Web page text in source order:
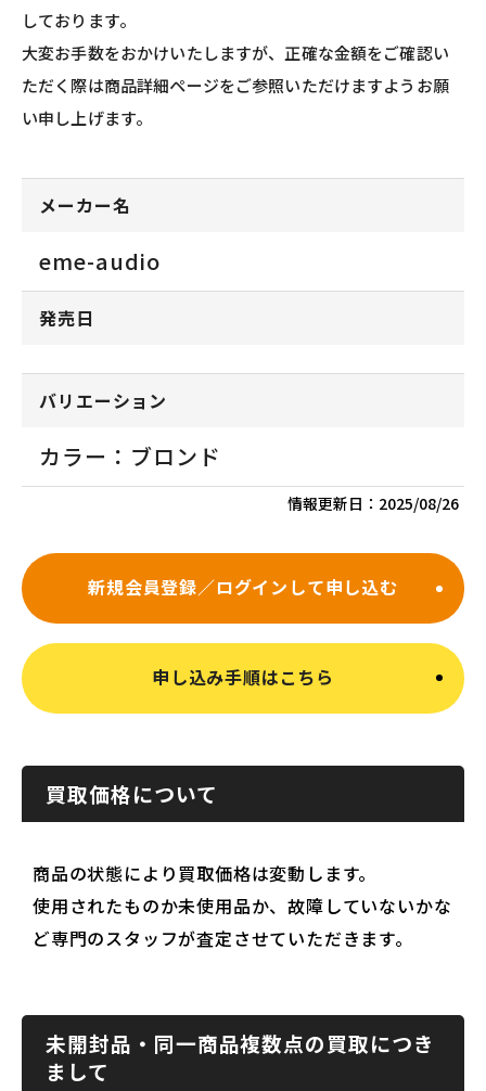
しております。
大変お手数をおかけいたしますが、正確な金額をご確認い
ただく際は商品詳細ページをご参照いただけますようお願
い申し上げます。
メーカー名
eme-audio
発売日
バリエーション
カラー：ブロンド
情報更新日： 2025/08/26
新規会員登録／ログインして申し込む
申し込み手順はこちら
買取価格について
商品の状態により買取価格は変動します。
使用されたものか未使用品か、故障していないかな
ど専門のスタッフが査定させていただきます。
未開封品・同一商品複数点の買取につき
まして